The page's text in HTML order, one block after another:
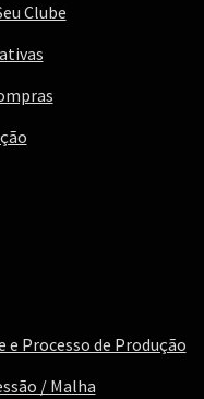
Clube
e Processo de Produção
/ Malha